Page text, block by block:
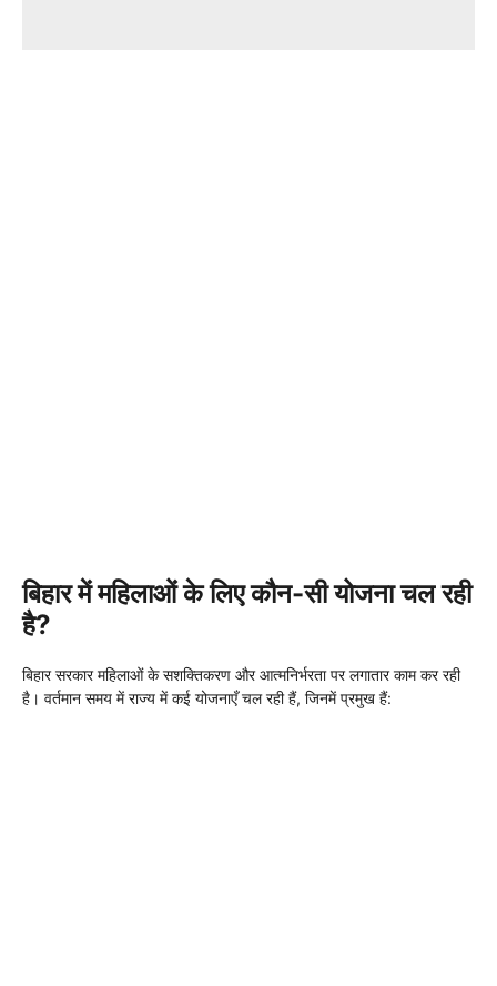
बिहार में महिलाओं के लिए कौन-सी योजना चल रही
है?
बिहार सरकार महिलाओं के सशक्तिकरण और आत्मनिर्भरता पर लगातार काम कर रही
है। वर्तमान समय में राज्य में कई योजनाएँ चल रही हैं, जिनमें प्रमुख हैं: